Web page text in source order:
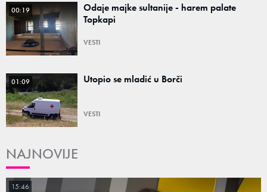
00:19
Odaje majke sultanije - harem palate
Topkapi
VESTI
01:09 Utopio se mladić u Borči
VESTI
NAJNOVIJE
15:46